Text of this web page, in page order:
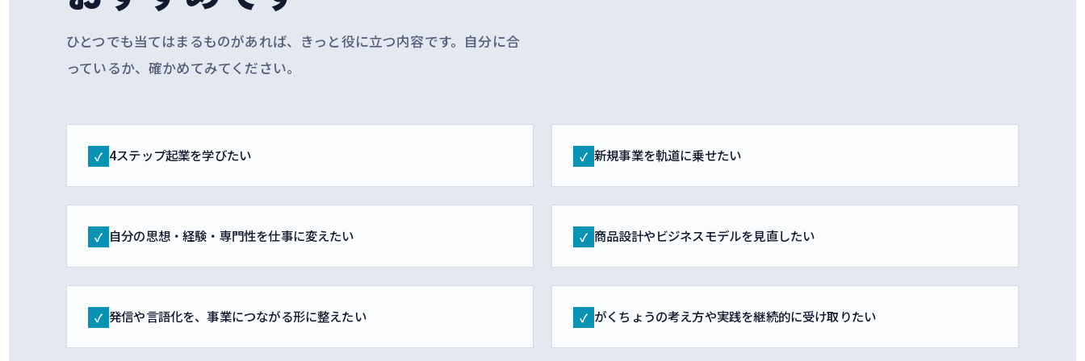
ひとつでも当てはまるものがあれば、きっと役に立つ内容です。自分に合
っているか、確かめてみてください。
✓ 4ステップ起業を学びたい ✓ 新規事業を軌道に乗せたい
✓ 自分の思想・経験・専門性を仕事に変えたい ✓ 商品設計やビジネスモデルを見直したい
✓ 発信や言語化を、事業につながる形に整えたい ✓ がくちょうの考え方や実践を継続的に受け取りたい